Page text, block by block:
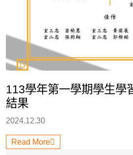
113學年第一學期學生學
結果
2024.12.30
Read More